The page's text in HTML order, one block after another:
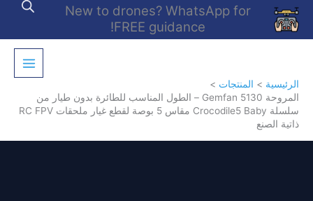
تخطي
المحتوى
New to drones? WhatsApp for
FREE guidance!
الرئيسية
المنتجات
المروحة Gemfan 5130 – الطول المناسب للطائرة بدون طيار من
سلسلة Crocodile5 Baby مقاس 5 بوصة لقطع غيار ملحقات RC FPV
ذاتية الصنع